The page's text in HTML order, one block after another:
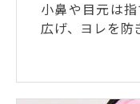
小鼻や目元は
広げ、ヨレを防